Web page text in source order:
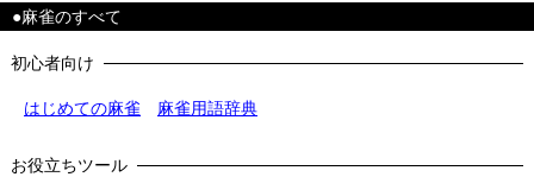
●麻雀のすべて
初心者向け
はじめての麻雀 麻雀用語辞典
お役立ちツール